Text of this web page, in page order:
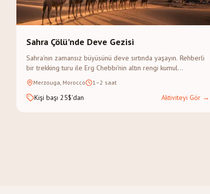
Sahra Çölü'nde Deve Gezisi
Sahra'nın zamansız büyüsünü deve sırtında yaşayın. Rehberli
bir trekking turu ile Erg Chebbi'nin altın rengi kumul
tepelerinden gün batımını izleyin.
Merzouga, Morocco 1–2 saat
Kişi başı 25$'dan Aktiviteyi Gör→